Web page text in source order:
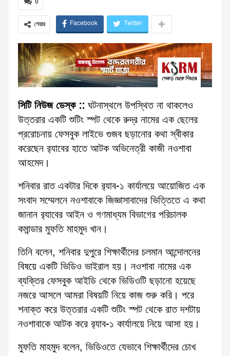
0
শেয়ার Facebook Twitter
সিটি নিউজ ডেস্ক :: ঘটনাস্থলে উপস্থিত না থাকলেও
উত্তরার একটি শুটিং স্পট থেকে রুদ্র নামের এক ছেলের
প্ররোচনায় ফেসবুক লাইভে গুজব ছড়ানোর কথা স্বীকার
করেছেন র‌্যাবের হাতে আটক অভিনেত্রী কাজী নওশাবা
আহমেদ।
শনিবার রাত একটার দিকে র‌্যাব-১ কার্যালয়ে আয়োজিত এক
সংবাদ সম্মেলনে নওশাবাকে জিজ্ঞাসাবাদের ভিত্তিতে এ কথা
জানান র‌্যাবের আইন ও গণমাধ্যম বিভাগের পরিচালক
কমান্ডার মুফতি মাহমুদ খান।
তিনি বলেন, শনিবার দুপুরে শিক্ষার্থীদের চলমান আন্দোলনের
বিষয়ে একটি ভিডিও ভাইরাল হয়। নওশাবা নামের এক
ব্যক্তির ফেসবুক আইডি থেকে ভিডিওটি ছড়ানো হয়েছে
নজরে আসলে আমরা বিষয়টি নিয়ে কাজ শুরু করি। পরে
শনাক্ত করে উত্তরার একটি শুটিং স্পট থেকে রাত দশটায়
নওশাবাকে আটক করে র‌্যাব-১ কার্যালয়ে নিয়ে আসা হয়।
মুফতি মাহমুদ বলেন, ভিডিওতে যেভাবে শিক্ষার্থীদের চোখ